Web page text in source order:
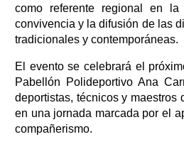
como referente regional en
convivencia y la difusión de las
tradicionales y contemporáneas.
El evento se celebrará el
Pabellón Polideportivo Ana
deportistas, técnicos y maestros
en una jornada marcada por el
compañerismo.